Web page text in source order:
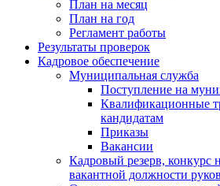
План на месяц
План на год
Регламент работы
Результаты проверок
Кадровое обеспечение
Муниципальная служба
Поступление на
Квалификационные
кандидатам
Приказы
Вакансии
Кадровый резерв, конкурс
вакантной должности